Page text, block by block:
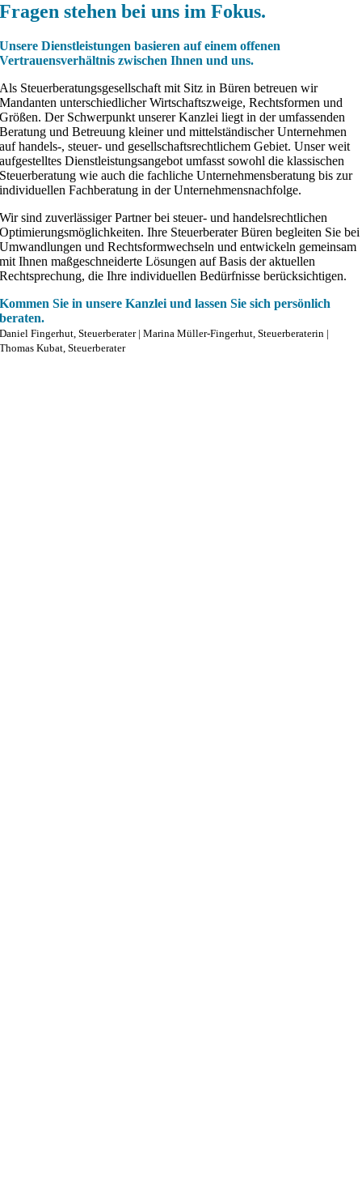
Fragen stehen bei uns im Fokus.
Unsere Dienstleistungen basieren auf einem offenen
Vertrauensverhältnis zwischen Ihnen und uns.
Als Steuerberatungsgesellschaft mit Sitz in Büren betreuen wir
Mandanten unterschiedlicher Wirtschaftszweige, Rechtsformen und
Größen. Der Schwerpunkt unserer Kanzlei liegt in der umfassenden
Beratung und Betreuung kleiner und mittelständischer Unternehmen
auf handels-, steuer- und gesellschaftsrechtlichem Gebiet. Unser weit
aufgestelltes Dienstleistungsangebot umfasst sowohl die klassischen
Steuerberatung wie auch die fachliche Unternehmensberatung bis zur
individuellen Fachberatung in der Unternehmensnachfolge.
Wir sind zuverlässiger Partner bei steuer- und handelsrechtlichen
Optimierungsmöglichkeiten. Ihre Steuerberater Büren begleiten Sie bei
Umwandlungen und Rechtsformwechseln und entwickeln gemeinsam
mit Ihnen maßgeschneiderte Lösungen auf Basis der aktuellen
Rechtsprechung, die Ihre individuellen Bedürfnisse berücksichtigen.
Kommen Sie in unsere Kanzlei und lassen Sie sich persönlich
beraten.
Daniel Fingerhut, Steuerberater | Marina Müller-Fingerhut, Steuerberaterin |
Thomas Kubat, Steuerberater